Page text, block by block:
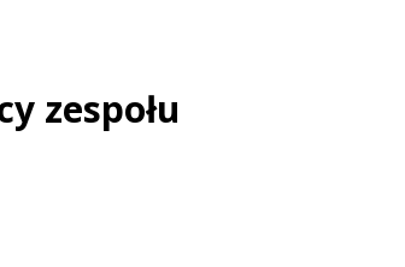
zespołu